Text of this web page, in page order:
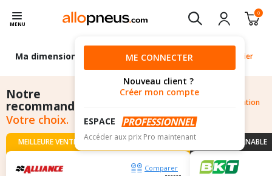
MENU
0
ME CONNECTER
Nouveau client ?
Créer mon compte
ESPACE
Accéder aux prix Pro maintenant
Ma dimension 12.4R28 Modifier
Notre
recommandation
Votre choix.
Pourquoi cette recommandation
MEILLEURE VENTE
Comparer
INCONTOURNABLE